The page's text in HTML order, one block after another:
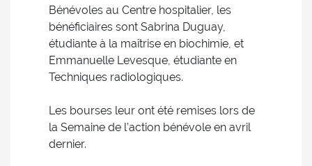
Bénévoles au Centre hospitalier, les
bénéficiaires sont Sabrina Duguay,
étudiante à la maîtrise en biochimie, et
Emmanuelle Levesque, étudiante en
Techniques radiologiques.
Les bourses leur ont été remises lors de
la Semaine de l’action bénévole en avril
dernier.